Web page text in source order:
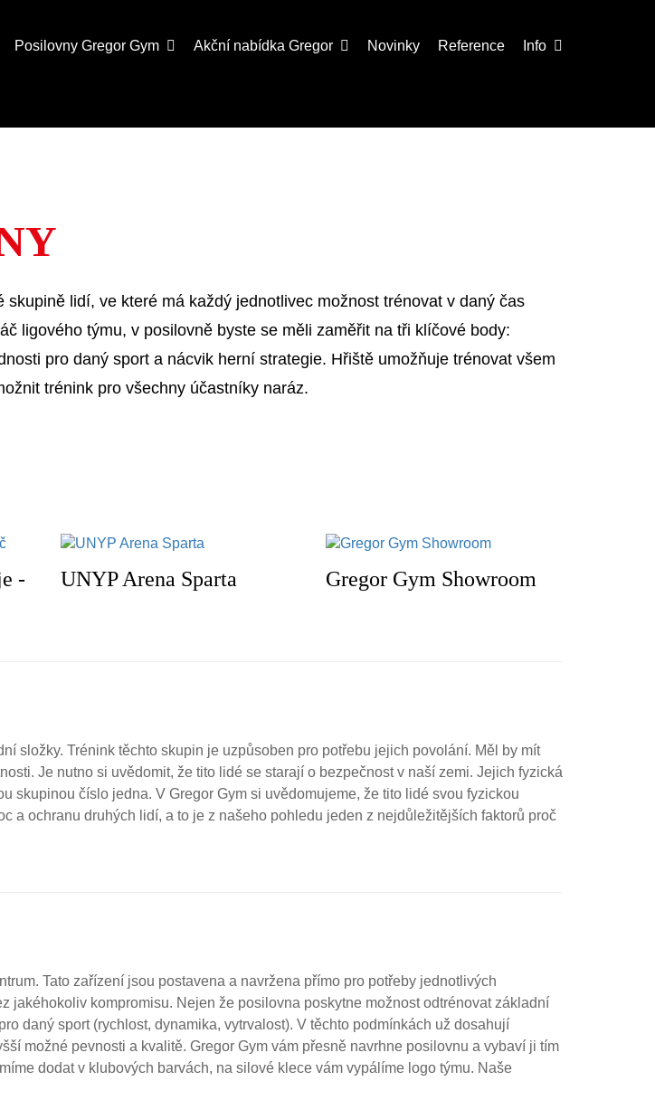
Posilovny Gregor Gym Akční nabídka Gregor Novinky Reference Info
lidí, ve které má každý jednotlivec možnost trénovat v daný čas
ligového týmu, v posilovně byste se měli zaměřit na tři klíčové body:
pro daný sport a nácvik herní strategie. Hřiště umožňuje trénovat všem
trénink pro všechny účastníky naráz.
-
UNYP Arena Sparta Gregor Gym Showroom
složky. Trénink těchto skupin je uzpůsoben pro potřebu jejich povolání. Měl by mít
Je nutno si uvědomit, že tito lidé se starají o bezpečnost v naší zemi. Jejich fyzická
skupinou číslo jedna. V Gregor Gym si uvědomujeme, že tito lidé svou fyzickou
a ochranu druhých lidí, a to je z našeho pohledu jeden z nejdůležitějších faktorů proč
Tato zařízení jsou postavena a navržena přímo pro potřeby jednotlivých
jakéhokoliv kompromisu. Nejen že posilovna poskytne možnost odtrénovat základní
daný sport (rychlost, dynamika, vytrvalost). V těchto podmínkách už dosahují
možné pevnosti a kvalitě. Gregor Gym vám přesně navrhne posilovnu a vybaví ji tím
dodat v klubových barvách, na silové klece vám vypálíme logo týmu. Naše